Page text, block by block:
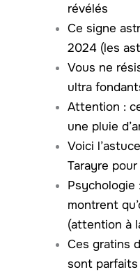
révélés
Ce signe
2024 (les
Vous ne
ultra
Attention :
une pluie
Voici
Tarayre
Psychologie
montrent
(attention à
Ces gratins
sont parfaits